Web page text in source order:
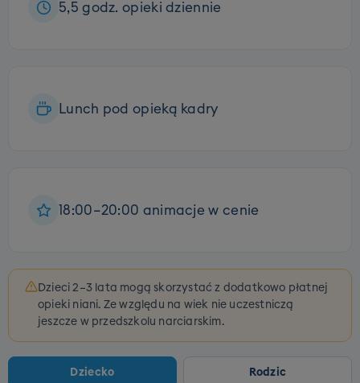
5,5 godz. opieki dziennie
Lunch pod opieką kadry
18:00–20:00 animacje w cenie
Dzieci 2–3 lata mogą skorzystać z dodatkowo płatnej
opieki niani. Ze względu na wiek nie uczestniczą
jeszcze w przedszkolu narciarskim.
Dziecko Rodzic